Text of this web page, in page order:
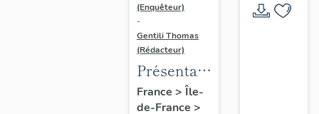
(Enquêteur)
-
Gentili Thomas
(Rédacteur)
Présentation
de l'étude
France > Île-
de-France >